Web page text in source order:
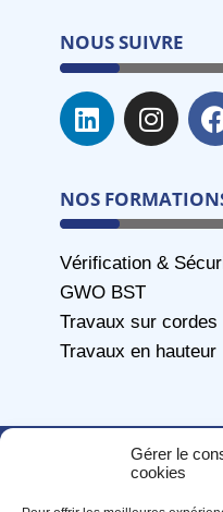
Gérer le
cookies
NOUS SUIVRE
NOS
Vérification &
GWO BST
Travaux sur cordes
Travaux en hauteur
© Copyright 2026 ATIS.
légales–CGU